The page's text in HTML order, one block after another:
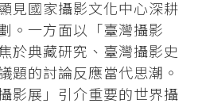
見國家攝影文化中心深耕
。一方面以「臺灣攝影
於典藏研究、臺灣攝影史
題的討論反應當代思潮。
影展」引介重要的世界攝